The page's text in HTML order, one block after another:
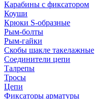
Карабины с фиксатором
Коуши
Крюки S-образные
Рым-болты
Рым-гайки
Скобы шакле такелажные
Соединители цепи
Талрепы
Тросы
Цепи
Фиксаторы арматуры